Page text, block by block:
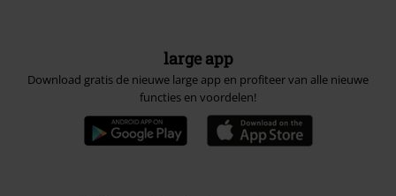
large app
Download gratis de nieuwe large app en profiteer van alle nieuwe
functies en voordelen!